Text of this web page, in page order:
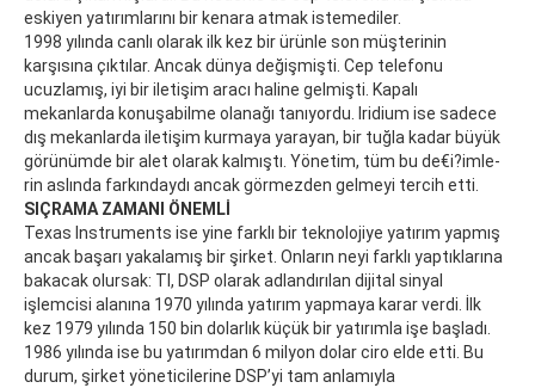
eskiyen yatırımlarını bir kenara atmak istemediler.
1998 yılında canlı olarak ilk kez bir ürünle son müşterinin
karşısına çıktılar. Ancak dünya değişmişti. Cep telefonu
ucuzlamış, iyi bir iletişim aracı haline gelmişti. Kapalı
mekanlarda konuşabilme olanağı tanıyordu. Iridium ise sadece
dış mekanlarda iletişim kurmaya yarayan, bir tuğla kadar büyük
görünümde bir alet olarak kalmıştı. Yö­ne­tim, tüm bu de­€i­?im­le­
rin as­lın­da far­kın­day­dı an­cak gör­mez­den gel­me­yi ter­cih et­ti.
SIÇRAMA ZAMANI ÖNEMLİ
Texas Instruments ise yine farklı bir teknolojiye yatırım yapmış
ancak başarı yakalamış bir şirket. Onların neyi farklı yaptıklarına
bakacak olursak: TI, DSP olarak adlandırılan dijital sinyal
işlemcisi alanına 1970 yılında yatırım yapmaya karar verdi. İlk
kez 1979 yılında 150 bin dolarlık küçük bir yatırımla işe başladı.
1986 yılında ise bu yatırımdan 6 milyon dolar ciro elde etti. Bu
durum, şirket yöneticilerine DSP’yi tam anlamıyla